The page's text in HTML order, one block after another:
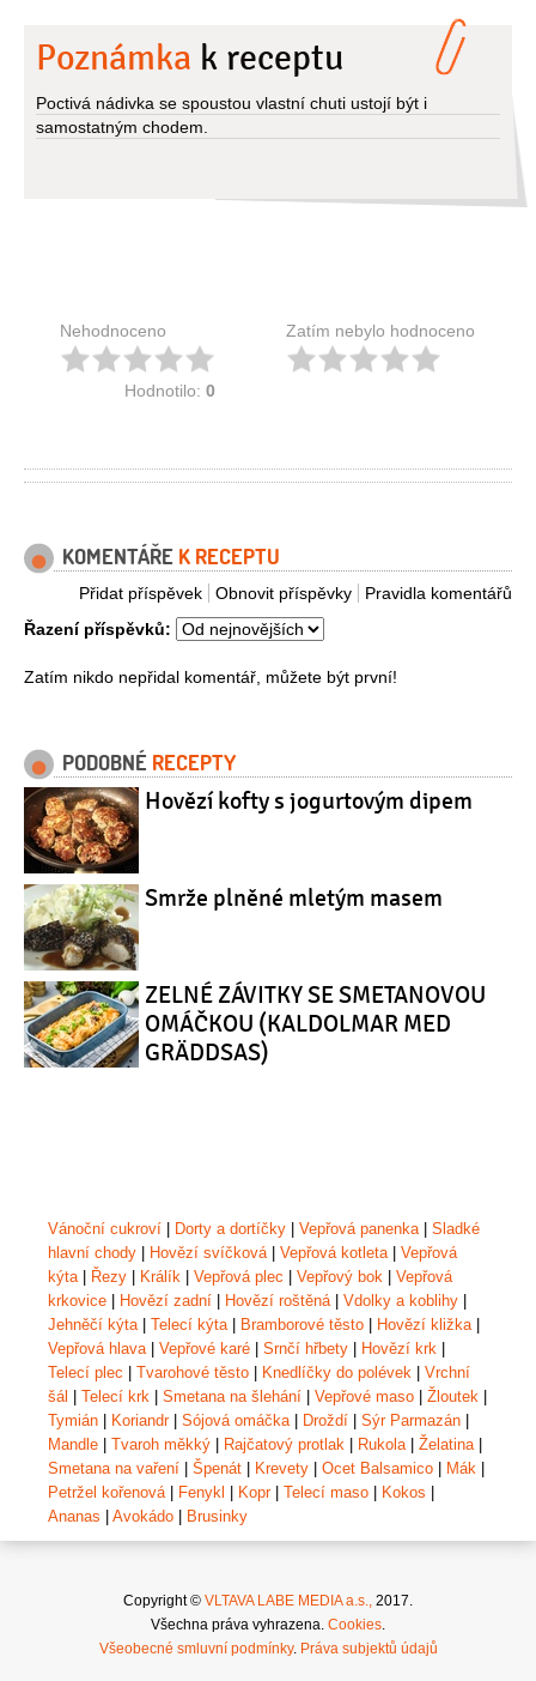
Poznámka k receptu
Poctivá nádivka se spoustou vlastní chuti ustojí být i
samostatným chodem.
Nehodnoceno
Hodnotilo: 0
Zatím nebylo hodnoceno
KOMENTÁŘE K RECEPTU
Pravidla komentářů
Obnovit příspěvky
Přidat příspěvek
Řazení příspěvků:
Zatím nikdo nepřidal komentář, můžete být první!
PODOBNÉ RECEPTY
Hovězí kofty s jogurtovým dipem
Smrže plněné mletým masem
ZELNÉ ZÁVITKY SE SMETANOVOU
OMÁČKOU (KALDOLMAR MED
GRÄDDSAS)
Vánoční cukroví | Dorty a dortíčky | Vepřová panenka | Sladké
hlavní chody | Hovězí svíčková | Vepřová kotleta | Vepřová
kýta | Řezy | Králík | Vepřová plec | Vepřový bok | Vepřová
krkovice | Hovězí zadní | Hovězí roštěná | Vdolky a koblihy |
Jehněčí kýta | Telecí kýta | Bramborové těsto | Hovězí kližka |
Vepřová hlava | Vepřové karé | Srnčí hřbety | Hovězí krk |
Telecí plec | Tvarohové těsto | Knedlíčky do polévek | Vrchní
šál | Telecí krk | Smetana na šlehání | Vepřové maso | Žloutek |
Tymián | Koriandr| Sójová omáčka | Droždí | Sýr Parmazán |
Mandle | Tvaroh měkký | Rajčatový protlak | Rukola | Želatina |
Smetana na vaření | Špenát | Krevety | Ocet Balsamico | Mák |
Petržel kořenová | Fenykl | Kopr| Telecí maso | Kokos |
Ananas | Avokádo | Brusinky
Copyright © VLTAVA LABE MEDIA a.s.,
2017.
Všechna práva vyhrazena. Cookies
Všeobecné smluvní podmínky. Práva subjektů údajů